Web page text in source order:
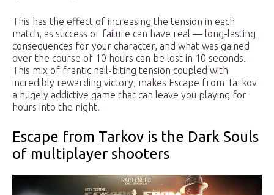
This has the effect of increasing the tension in each
match, as success or failure can have real — long-lasting
consequences for your character, and what was gained
over the course of 10 hours can be lost in 10 seconds.
This mix of frantic nail-biting tension coupled with
incredibly rewarding victory, makes Escape from Tarkov
a hugely addictive game that can leave you playing for
hours into the night.
Escape from Tarkov is the Dark Souls
of multiplayer shooters